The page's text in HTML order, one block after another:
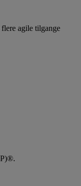
agile tilgange